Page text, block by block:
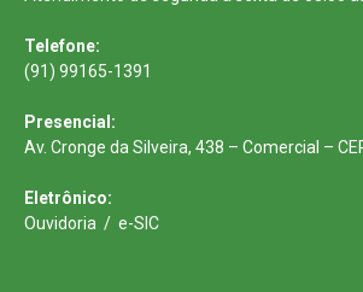
Telefone:
(91) 99165-1391
Presencial:
Av. Cronge da Silveira, 438 – Comercial –
Eletrônico:
Ouvidoria / e-SIC